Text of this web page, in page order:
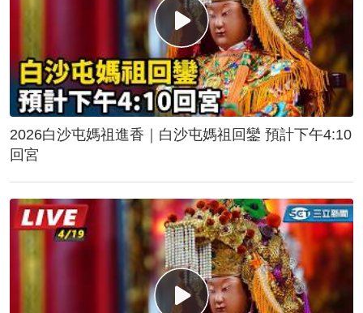
2026白沙屯媽祖進香｜白沙屯媽祖回鑾 預計下午4:10
回宮